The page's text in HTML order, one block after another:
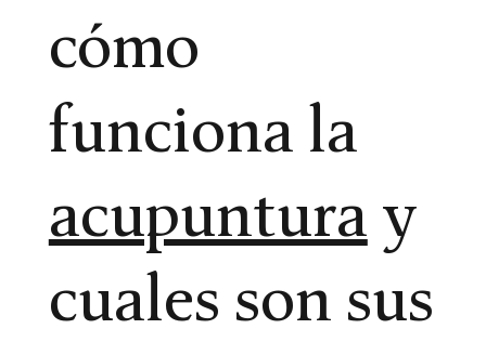
cómo
funciona la
acupuntura y
cuales son sus